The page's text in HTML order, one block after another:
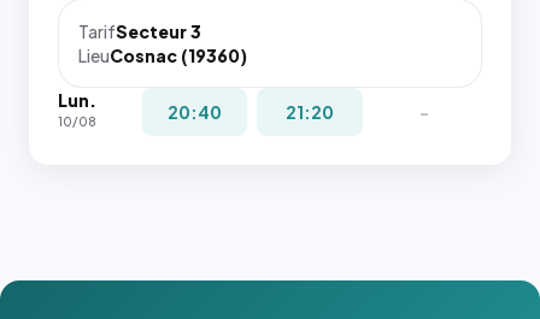
navigateur
pas la
place, et
TarifSecteur 3
LieuCosnac (19360)
Lun.
10/08 20:40 21:20 -